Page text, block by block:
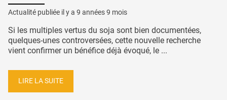
Actualité publiée il y a 9 années 9 mois
Si les multiples vertus du soja sont bien documentées,
quelques-unes controversées, cette nouvelle recherche
vient confirmer un bénéfice déjà évoqué, le ...
LIRE LA SUITE